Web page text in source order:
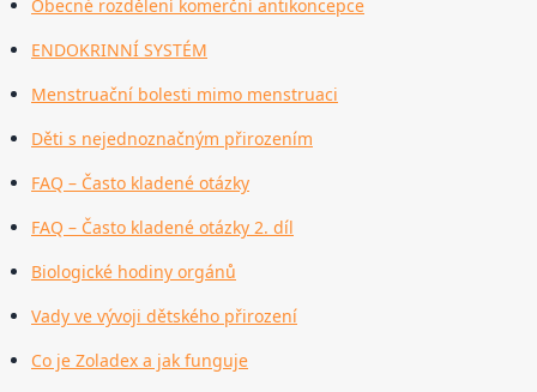
Obecné rozdělení komerční antikoncepce
ENDOKRINNÍ SYSTÉM
Menstruační bolesti mimo menstruaci
Děti s nejednoznačným přirozením
FAQ – Často kladené otázky
FAQ – Často kladené otázky 2. díl
Biologické hodiny orgánů
Vady ve vývoji dětského přirození
Co je Zoladex a jak funguje